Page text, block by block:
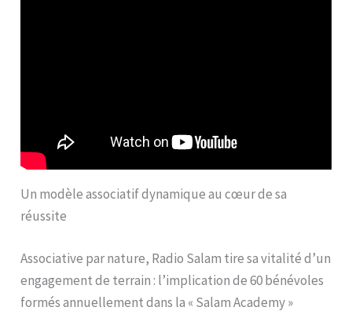
Un modèle associatif dynamique au cœur de sa
réussite
Associative par nature, Radio Salam tire sa vitalité d’un
engagement de terrain : l’implication de 60 bénévoles
formés annuellement dans la « Salam Academy »